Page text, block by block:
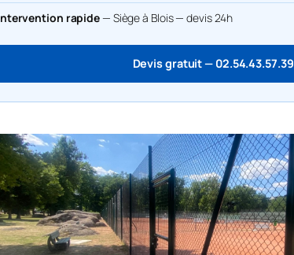
rapide— Siège à Blois — devis 24h
Devis gratuit — 02.54.43.57.39